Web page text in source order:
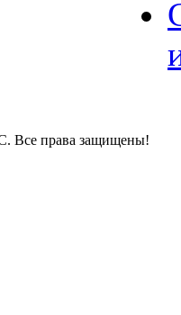
Все права защищены!